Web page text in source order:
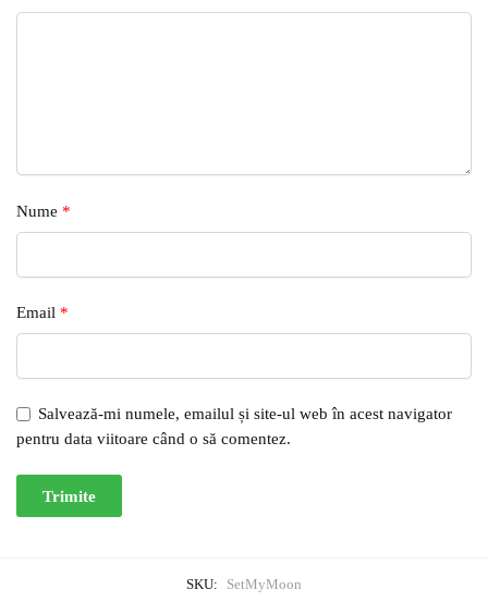
Nume *
Email *
Salvează-mi numele, emailul și site-ul web în acest navigator
pentru data viitoare când o să comentez.
SKU:
SetMyMoon